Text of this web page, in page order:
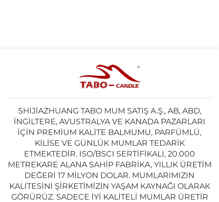
SHIJIAZHUANG TABO MUM SATIŞ A.Ş., AB, ABD,
İNGILTERE, AVUSTRALYA VE KANADA PAZARLARI
IÇIN PREMIUM KALITE BALMUMU, PARFÜMLÜ,
KILISE VE GÜNLÜK MUMLAR TEDARIK
ETMEKTEDIR. ISO/BSCI SERTIFIKALI, 20.000
METREKARE ALANA SAHIP FABRIKA, YILLIK ÜRETIM
DEĞERI 17 MILYON DOLAR. MUMLARIMIZIN
KALITESINI ŞIRKETIMIZIN YAŞAM KAYNAĞI OLARAK
GÖRÜRÜZ. SADECE IYI KALITELI MUMLAR ÜRETIR